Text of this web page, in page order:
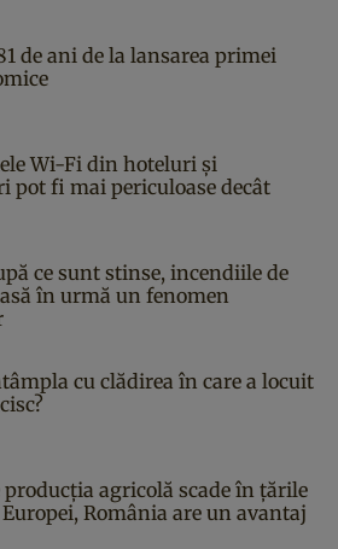
de ani de la lansarea primei
Wi-Fi din hoteluri și
pot fi mai periculoase decât
ce sunt stinse, incendiile de
în urmă un fenomen
cu clădirea în care a locuit
agricolă scade în țările
România are un avantaj